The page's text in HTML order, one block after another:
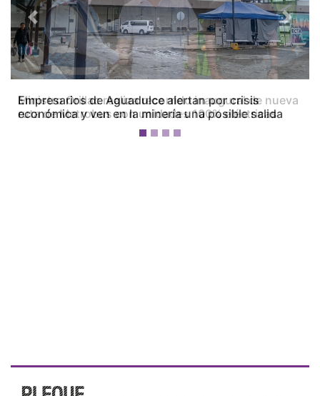
Empresarios de Aguadulce alertan por crisis
económica y ven en la minería una posible salida
Previous Next